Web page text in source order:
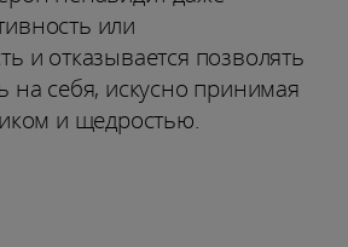
или
и отказывается позволять
на себя, искусно принимая
и щедростью.